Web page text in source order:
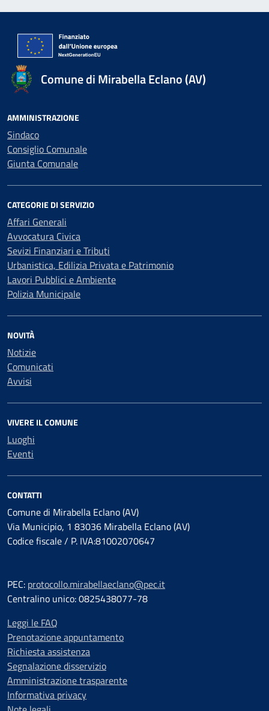
Comune di Mirabella Eclano (AV)
AMMINISTRAZIONE
Sindaco
Consiglio Comunale
Giunta Comunale
CATEGORIE DI SERVIZIO
Affari Generali
Avvocatura Civica
Sevizi Finanziari e Tributi
Urbanistica, Edilizia Privata e Patrimonio
Lavori Pubblici e Ambiente
Polizia Municipale
NOVITÀ
Notizie
Comunicati
Avvisi
VIVERE IL COMUNE
Luoghi
Eventi
CONTATTI
Comune di Mirabella Eclano (AV)
Via Municipio, 1 83036 Mirabella Eclano (AV)
Codice fiscale / P. IVA:81002070647
PEC: protocollo.mirabellaeclano@pec.it
Centralino unico: 0825438077-78
Leggi le FAQ
Prenotazione appuntamento
Richiesta assistenza
Segnalazione disservizio
Amministrazione trasparente
Informativa privacy